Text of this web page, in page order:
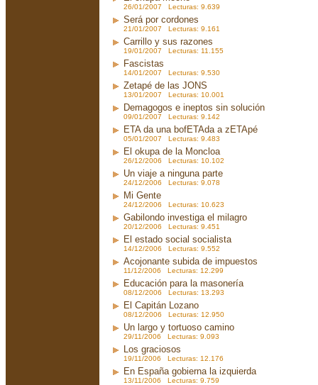
26/01/2007 Lecturas: 9.639
Será por cordones
21/01/2007 Lecturas: 9.161
Carrillo y sus razones
19/01/2007 Lecturas: 11.155
Fascistas
14/01/2007 Lecturas: 9.530
Zetapé de las JONS
13/01/2007 Lecturas: 10.001
Demagogos e ineptos sin solución
09/01/2007 Lecturas: 9.142
ETA da una bofETAda a zETApé
05/01/2007 Lecturas: 9.483
El okupa de la Moncloa
26/12/2006 Lecturas: 10.102
Un viaje a ninguna parte
24/12/2006 Lecturas: 9.078
Mi Gente
24/12/2006 Lecturas: 10.623
Gabilondo investiga el milagro
20/12/2006 Lecturas: 9.451
El estado social socialista
14/12/2006 Lecturas: 9.552
Acojonante subida de impuestos
11/12/2006 Lecturas: 12.299
Educación para la masonería
08/12/2006 Lecturas: 13.293
El Capitán Lozano
08/12/2006 Lecturas: 12.950
Un largo y tortuoso camino
29/11/2006 Lecturas: 9.093
Los graciosos
19/11/2006 Lecturas: 12.176
En España gobierna la izquierda
13/11/2006 Lecturas: 9.759